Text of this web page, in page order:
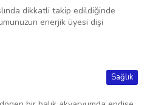
dikkatli takip edildiğinde
enerjik üyesi dişi
Sağlık